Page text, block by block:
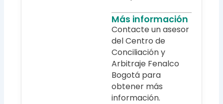
Más información
Contacte un asesor
del Centro de
Conciliación y
Arbitraje Fenalco
Bogotá para
obtener más
información.